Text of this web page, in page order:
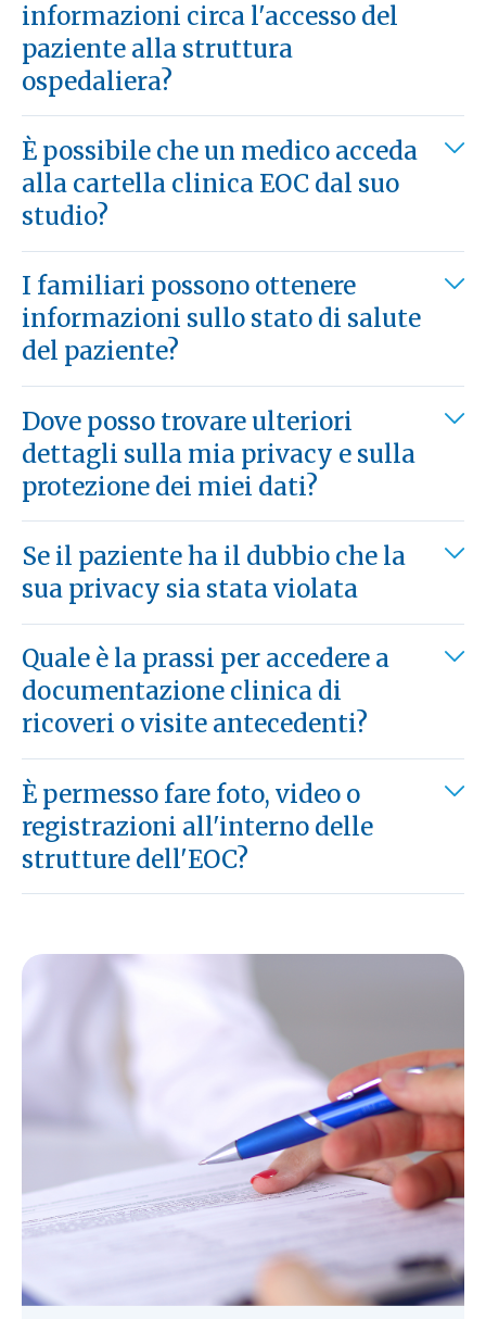
informazioni circa l'accesso del
paziente alla struttura
ospedaliera?
È possibile che un medico acceda
alla cartella clinica EOC dal suo
studio?
I familiari possono ottenere
informazioni sullo stato di salute
del paziente?
Dove posso trovare ulteriori
dettagli sulla mia privacy e sulla
protezione dei miei dati?
Se il paziente ha il dubbio che la
sua privacy sia stata violata
Quale è la prassi per accedere a
documentazione clinica di
ricoveri o visite antecedenti?
È permesso fare foto, video o
registrazioni all'interno delle
strutture dell'EOC?